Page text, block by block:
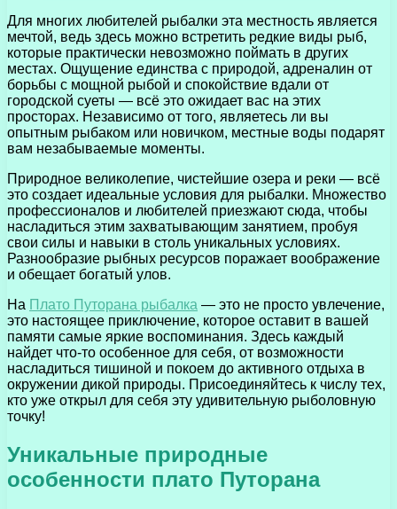
Для многих любителей рыбалки эта местность является
мечтой, ведь здесь можно встретить редкие виды рыб,
которые практически невозможно поймать в других
местах. Ощущение единства с природой, адреналин от
борьбы с мощной рыбой и спокойствие вдали от
городской суеты — всё это ожидает вас на этих
просторах. Независимо от того, являетесь ли вы
опытным рыбаком или новичком, местные воды подарят
вам незабываемые моменты.
Природное великолепие, чистейшие озера и реки — всё
это создает идеальные условия для рыбалки. Множество
профессионалов и любителей приезжают сюда, чтобы
насладиться этим захватывающим занятием, пробуя
свои силы и навыки в столь уникальных условиях.
Разнообразие рыбных ресурсов поражает воображение
и обещает богатый улов.
На Плато Путорана рыбалка — это не просто увлечение,
это настоящее приключение, которое оставит в вашей
памяти самые яркие воспоминания. Здесь каждый
найдет что-то особенное для себя, от возможности
насладиться тишиной и покоем до активного отдыха в
окружении дикой природы. Присоединяйтесь к числу тех,
кто уже открыл для себя эту удивительную рыболовную
точку!
Уникальные природные
особенности плато Путорана